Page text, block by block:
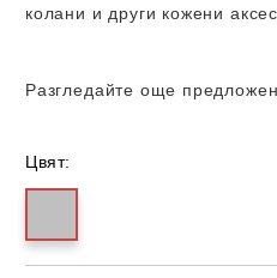
колани и други кожени
Разгледайте още
Цвят: